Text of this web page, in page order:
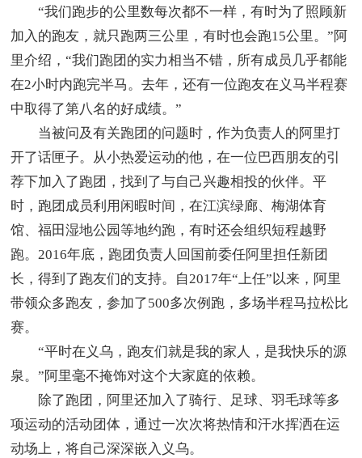
“我们跑步的公里数每次都不一样，有时为了照顾新
加入的跑友，就只跑两三公里，有时也会跑15公里。”阿
里介绍，“我们跑团的实力相当不错，所有成员几乎都能
在2小时内跑完半马。去年，还有一位跑友在义马半程赛
中取得了第八名的好成绩。”
当被问及有关跑团的问题时，作为负责人的阿里打
开了话匣子。从小热爱运动的他，在一位巴西朋友的引
荐下加入了跑团，找到了与自己兴趣相投的伙伴。平
时，跑团成员利用闲暇时间，在江滨绿廊、梅湖体育
馆、福田湿地公园等地约跑，有时还会组织短程越野
跑。2016年底，跑团负责人回国前委任阿里担任新团
长，得到了跑友们的支持。自2017年“上任”以来，阿里
带领众多跑友，参加了500多次例跑，多场半程马拉松比
赛。
“平时在义乌，跑友们就是我的家人，是我快乐的源
泉。”阿里毫不掩饰对这个大家庭的依赖。
除了跑团，阿里还加入了骑行、足球、羽毛球等多
项运动的活动团体，通过一次次将热情和汗水挥洒在运
动场上，将自己深深嵌入义乌。